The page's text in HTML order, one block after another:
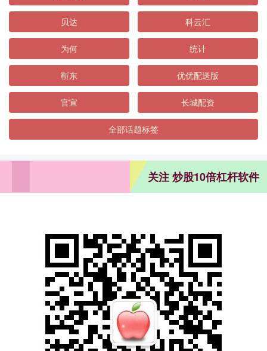
贝达 科云汇
为何 统计
靳东 优优配送版
官宣 长城配资
全部话题标签
关注 炒股10倍杠杆软件